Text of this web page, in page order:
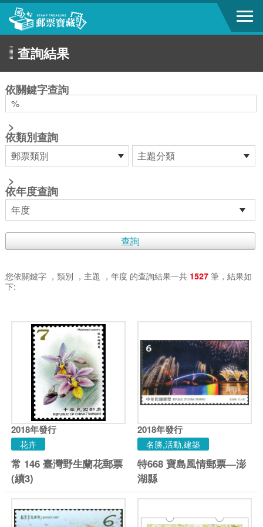
跳到主要內容區塊
查詢結果
依關鍵字查詢
>
依類別查詢
>
依年度查詢
您依關鍵字 ，類別 ，主題 ，年度 的查詢結果一共 1527筆，結果如
下:
2018年發行
花卉
常 146 臺灣野生蘭花郵票
(續3)
2018年發行
名勝,活動,建築
特668 寶島風情郵票—澎
湖縣